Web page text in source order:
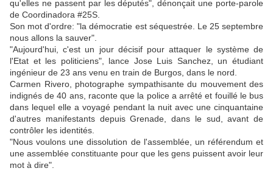
qu'elles ne passent par les députés", dénonçait une porte-parole
de Coordinadora #25S.
Son mot d'ordre: "la démocratie est séquestrée. Le 25 septembre
nous allons la sauver".
"Aujourd'hui, c'est un jour décisif pour attaquer le système de
l'Etat et les politiciens", lance Jose Luis Sanchez, un étudiant
ingénieur de 23 ans venu en train de Burgos, dans le nord.
Carmen Rivero, photographe sympathisante du mouvement des
indignés de 40 ans, raconte que la police a arrêté et fouillé le bus
dans lequel elle a voyagé pendant la nuit avec une cinquantaine
d'autres manifestants depuis Grenade, dans le sud, avant de
contrôler les identités.
"Nous voulons une dissolution de l'assemblée, un référendum et
une assemblée constituante pour que les gens puissent avoir leur
mot à dire".